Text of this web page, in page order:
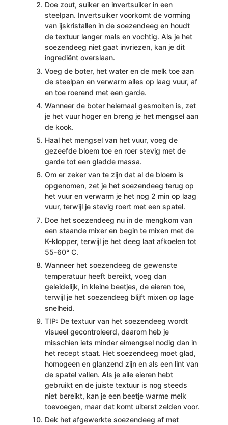
Doe zout, suiker en invertsuiker in een
steelpan. Invertsuiker voorkomt de vorming
van ijskristallen in de soezendeeg en houdt
de textuur langer mals en vochtig. Als je het
soezendeeg niet gaat invriezen, kan je dit
ingrediënt overslaan.
Voeg de boter, het water en de melk toe aan
de steelpan en verwarm alles op laag vuur, af
en toe roerend met een garde.
Wanneer de boter helemaal gesmolten is, zet
je het vuur hoger en breng je het mengsel aan
de kook.
Haal het mengsel van het vuur, voeg de
gezeefde bloem toe en roer stevig met de
garde tot een gladde massa.
Om er zeker van te zijn dat al de bloem is
opgenomen, zet je het soezendeeg terug op
het vuur en verwarm je het nog 2 min op laag
vuur, terwijl je stevig roert met een spatel.
Doe het soezendeeg nu in de mengkom van
een staande mixer en begin te mixen met de
K-klopper, terwijl je het deeg laat afkoelen tot
55-60° C.
Wanneer het soezendeeg de gewenste
temperatuur heeft bereikt, voeg dan
geleidelijk, in kleine beetjes, de eieren toe,
terwijl je het soezendeeg blijft mixen op lage
snelheid.
TIP: De textuur van het soezendeeg wordt
visueel gecontroleerd, daarom heb je
misschien iets minder eimengsel nodig dan in
het recept staat. Het soezendeeg moet glad,
homogeen en glanzend zijn en als een lint van
de spatel vallen. Als je alle eieren hebt
gebruikt en de juiste textuur is nog steeds
niet bereikt, kan je een beetje warme melk
toevoegen, maar dat komt uiterst zelden voor.
Dek het afgewerkte soezendeeg af met